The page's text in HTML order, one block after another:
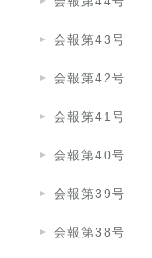
会報第43号
会報第42号
会報第41号
会報第40号
会報第39号
会報第38号